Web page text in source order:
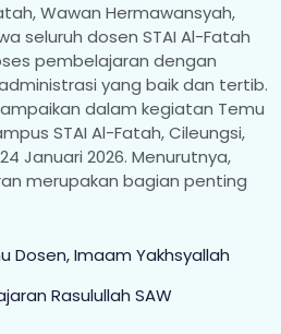
Wawan Hermawansyah,
seluruh dosen STAI Al-Fatah
pembelajaran dengan
yang baik dan tertib.
dalam kegiatan Temu
STAI Al-Fatah, Cileungsi,
Januari 2026. Menurutnya,
merupakan bagian penting
Dosen, Imaam Yakhsyallah
Rasulullah SAW